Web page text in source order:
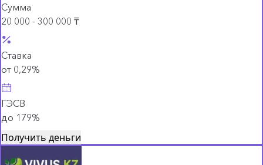
Сумма
20 000 - 300 000 ₸
Ставка
от 0,29%
ГЭСВ
до 179%
Получить деньги